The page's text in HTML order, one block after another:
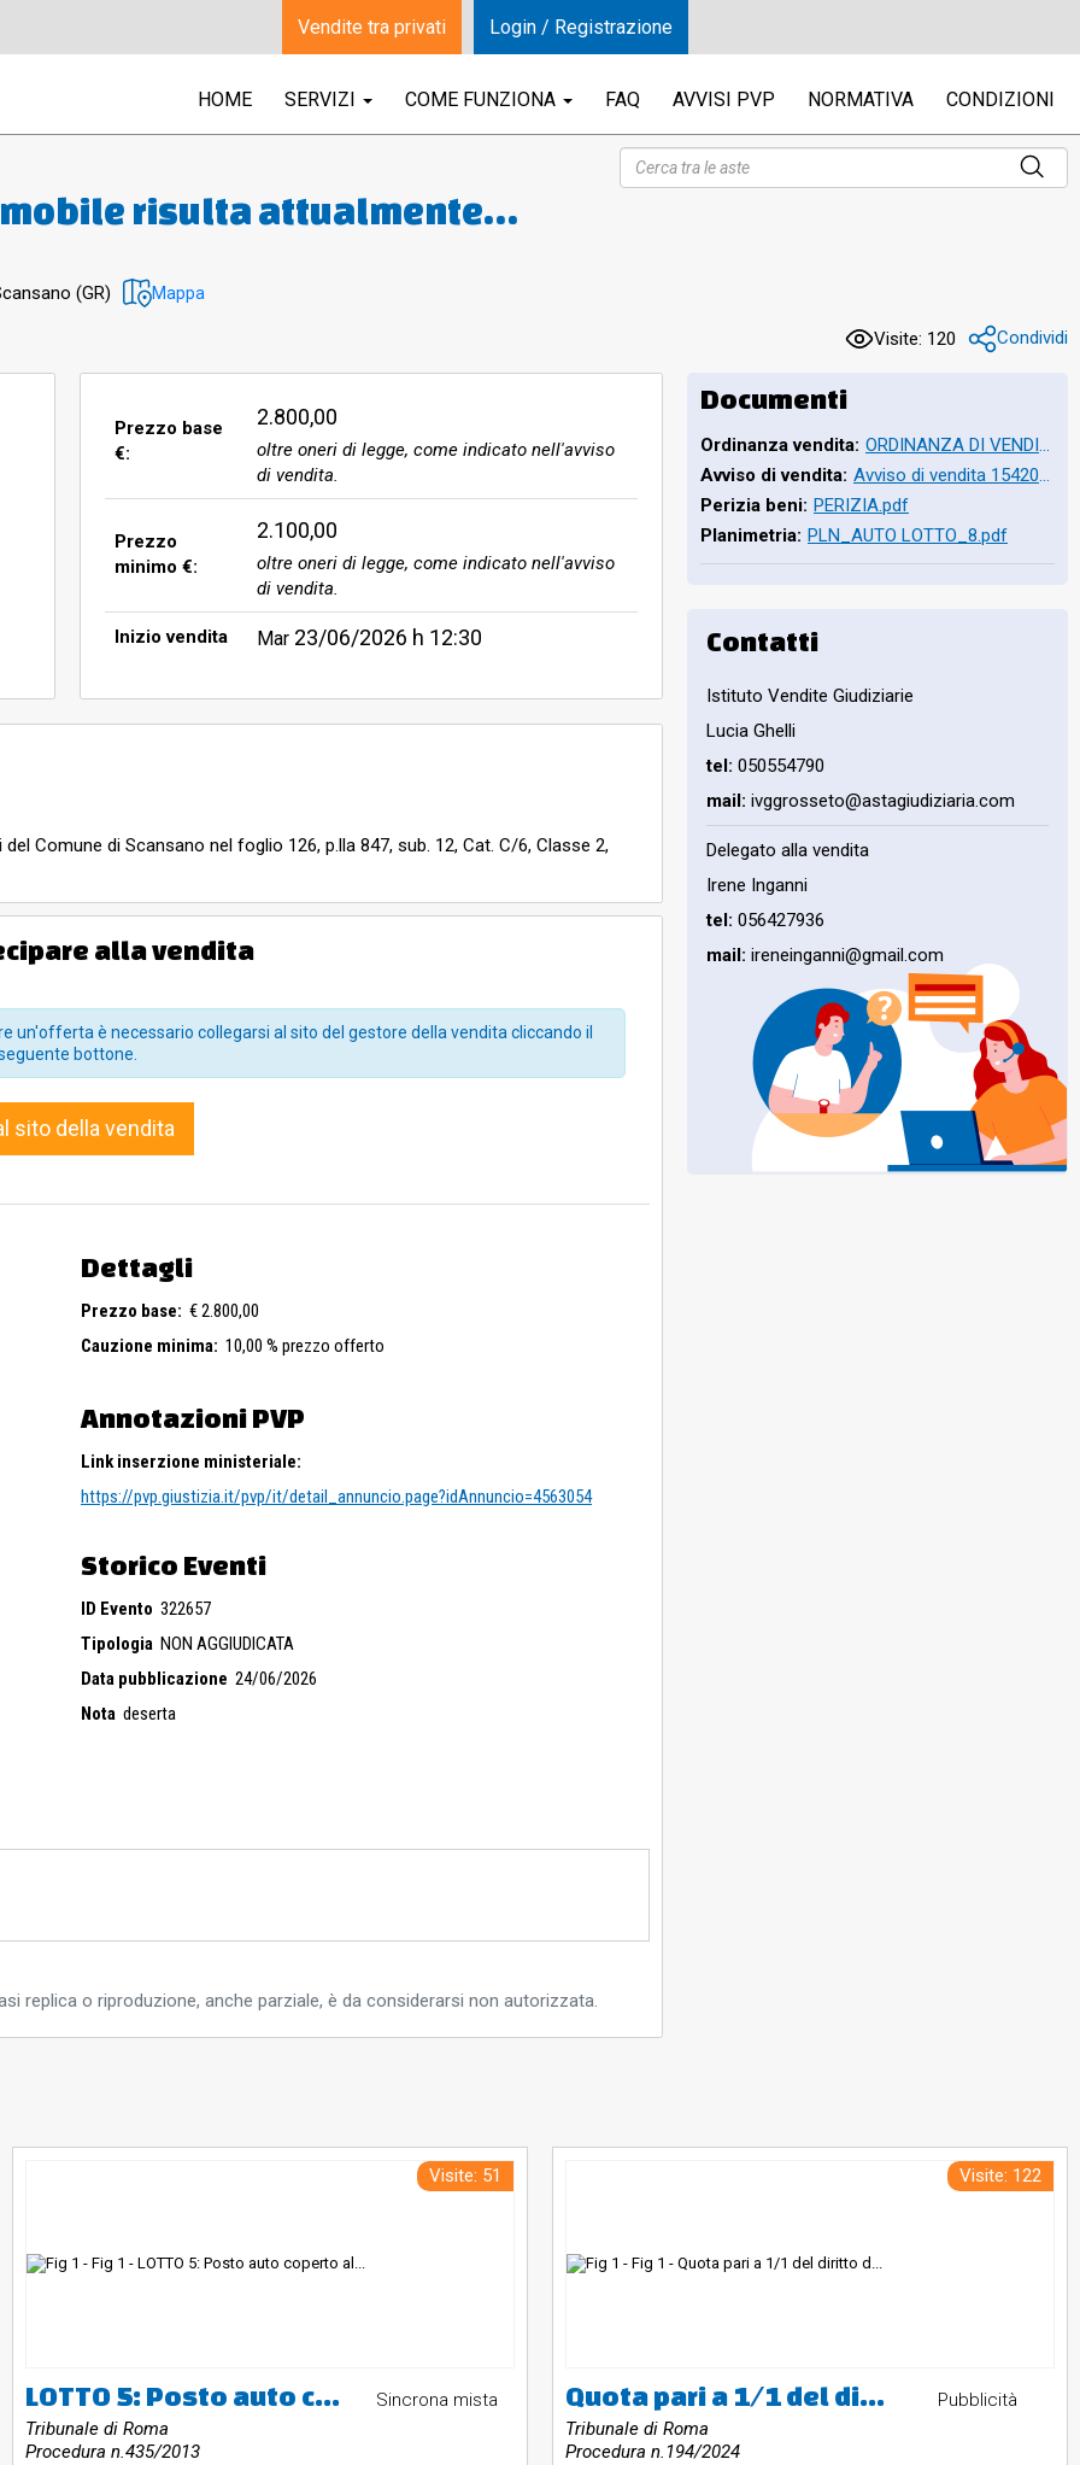
HOME SERVIZI COME FUNZIONA FAQ AVVISI PVP NORMATIVA CONDIZIONI
Comune di Scansano nel
C/6, Classe 2, consistenza 12
rendita €. 15,49. Confini: sub.ni
comune sub. 5 BCNC, salvo se
poiché parte dei beni (8,
sul lato opposto d
(GR) Mappa
Visite: 120 Condividi
Prezzo base
€:
2.800,00
oltre oneri di legge, come indicato nell'avviso
di vendita.
Prezzo
minimo €:
2.100,00
oltre oneri di legge, come indicato nell'avviso
di vendita.
Inizio vendita Mar 23/06/2026 h 12:30
Comune di Scansano nel foglio 126, p.lla 847, sub. 12, Cat. C/6, Classe 2,
sub.ni 11, 13, p.lla 500, spazio carrabile comune sub. 5 BCNC, salvo se
luoghi e quello catastale poiché parte dei beni (8, 12, 13, 14, 15) risultano
planimetrico e inoltre sembrerebbero avere diverse dimensioni.
e rendere i medesimi conformi.
xxxx per realizzazione di n. 12 unità immobiliari poste in due fabbricati
xxxxx , per Variante n. 1 alla realizzazione di n. 12 unità immobiliari poste
diversa disposizione e aumento della unità.
12/2023.
del 03/05/2016.
alla vendita
è necessario collegarsi al sito del gestore della vendita cliccando il
bottone.
sito della vendita
Dettagli
Prezzo base: € 2.800,00
Cauzione minima: 10,00 % prezzo offerto
Annotazioni PVP
Link inserzione ministeriale:
https://pvp.giustizia.it/pvp/it/detail_annuncio.page?idAnnuncio=4563054
Storico Eventi
ID Evento 322657
Tipologia NON AGGIUDICATA
Data pubblicazione 24/06/2026
Nota deserta
replica o riproduzione, anche parziale, è da considerarsi non autorizzata.
Documenti
Ordinanza vendita:
Avviso di vendita:
Perizia beni: PERIZIA.pdf
Planimetria: PLN_AUTO LOTTO_8.pdf
Contatti
Istituto Vendite Giudiziarie
Lucia Ghelli
tel: 050554790
mail: ivggrosseto@astagiudiziaria.com
Delegato alla vendita
Irene Inganni
tel: 056427936
mail: ireneinganni@gmail.com
Visite: 51
LOTTO 5: Posto auto coperto al Piano S1 sito in via G. Belardinelli n. 20, nella zona Isola Farnese, Roma
Tribunale di Roma
Procedura n.435/2013
Sincrona mista
Visite: 122
Quota pari a 1/1 del diritto di proprietà box auto n. 2 di mq. 25 commerciali ubicato al piano S1. sito in Roma – Via Gianluigi Bonelli n. 545.
Tribunale di Roma
Procedura n.194/2024
Pubblicità
Vendite tra privati Login / Registrazione